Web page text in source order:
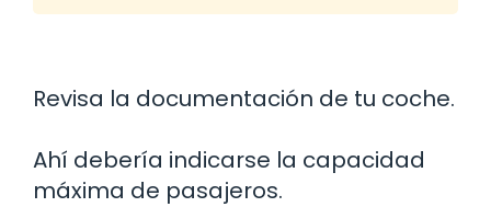
Revisa la documentación de tu coche.
Ahí debería indicarse la capacidad
máxima de pasajeros.